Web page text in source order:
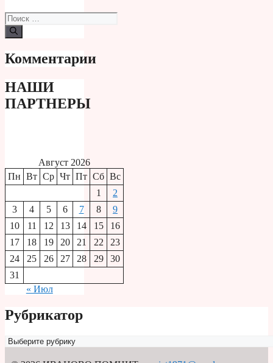
Поиск:
Комментарии
НАШИ
ПАРТНЕРЫ
Август 2026
Пн Вт Ср Чт Пт Сб Вс
1
2
3
4 5 6 7 8
9
10
11 12 13 14 15
16
17
18 19 20 21 22
23
24
25 26 27 28 29
30
31
« Июл
Рубрикатор
Рубрикатор